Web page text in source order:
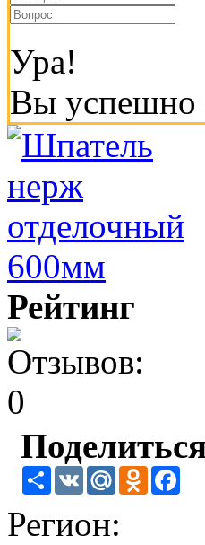
Ура!
Вы успешно
Рейтинг
Поделиться
Share VK Mail.Ru
Регион: